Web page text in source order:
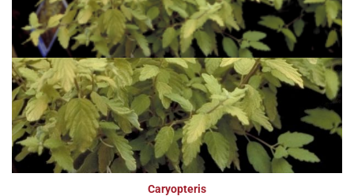
Caryopteris